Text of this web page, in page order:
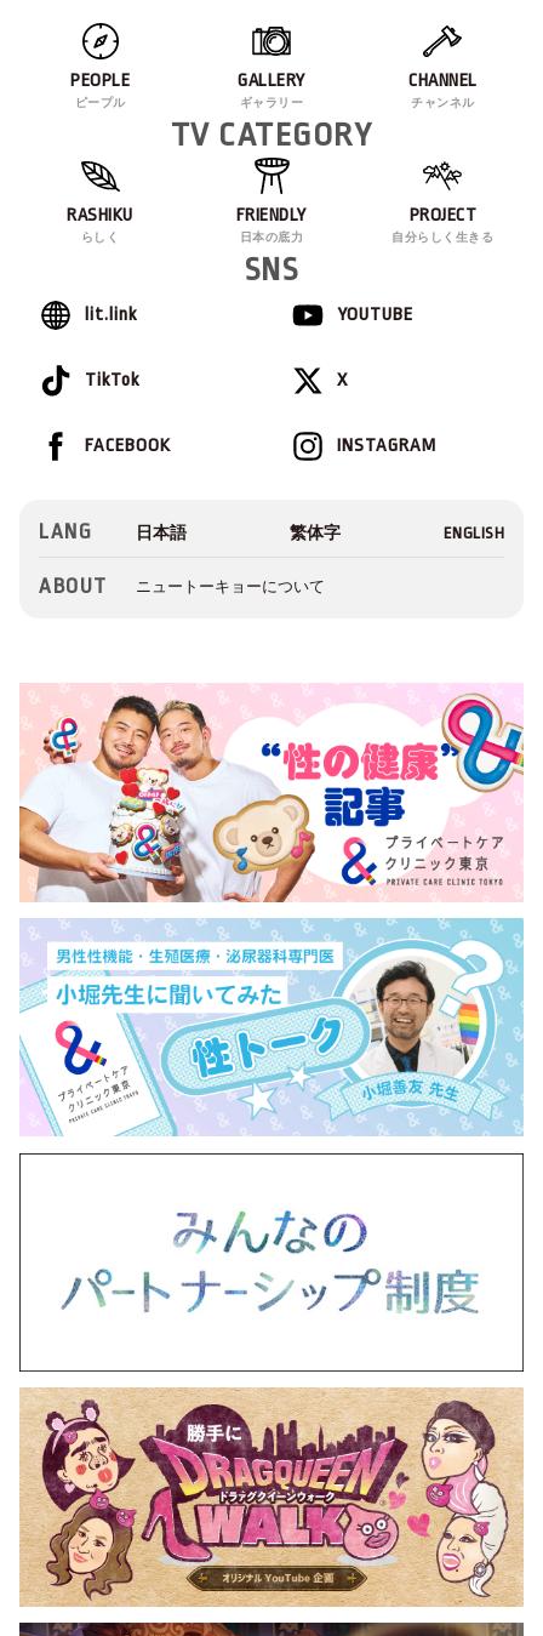
PEOPLE
ピープル
GALLERY
ギャラリー
CHANNEL
チャンネル
TV CATEGORY
RASHIKU
らしく
FRIENDLY
日本の底力
PROJECT
自分らしく生きる
SNS
lit.link YOUTUBE
TikTok X
INSTAGRAM
FACEBOOK
LANG
ABOUT ニュートーキョーについて